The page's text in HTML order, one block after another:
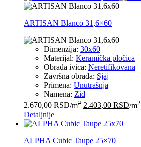
ARTISAN Blanco 31,6×60
Dimenzija: 30x60
Materijal: Keramička pločica
Obrada ivica: Neretifikovana
Završna obrada: Sjaj
Primena: Unutrašnja
Namena: Zid
2.670,00RSD/m2 2.403,00 RSD/m2
Detaljnije
ALPHA Cubic Taupe 25×70